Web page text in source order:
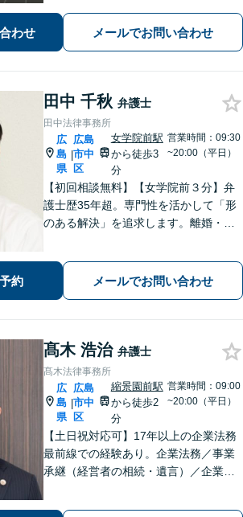
手方と粘り強く交渉します。【子連れ
相談可】【中電前電停から徒歩1分】
わせ メールでお問い合わせ
田中 千秋 弁護士
田中法律事務所
広
島
県
|
広島
市中
区
女学院前駅
から徒歩3
分
営業時間：09:30
~20:00（平日）
【初回相談無料】【女学院前３分】弁
護士歴35年超。専門性を活かして「形
のある解決」を追求します。離婚・債
話しやすい弁護士に是非ご相談くださ
い。（合同庁舎内郵便局近く）
約 メールでお問い合わせ
髙木 浩治 弁護士
髙木法律事務所
広
島
県
|
広島
市中
区
縮景園前駅
から徒歩2
分
営業時間：09:00
~20:00（平日）
【土日祝対応可】17年以上の企業法務
最前線での経験あり。企業法務／事業
承継（経営者の相続・遺言）／企業の